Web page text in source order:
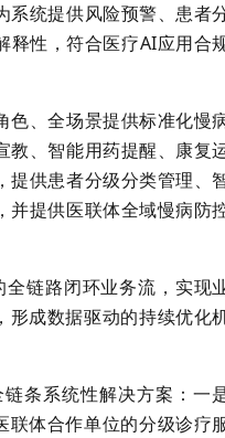
系统提供风险预警、患者
释性，符合医疗AI应用合
色、全场景提供标准化慢
教、智能用药提醒、康复
提供患者分级分类管理、
并提供医联体全域慢病防
全链路闭环业务流，实现
形成数据驱动的持续优化
条系统性解决方案：一
联体合作单位的分级诊疗